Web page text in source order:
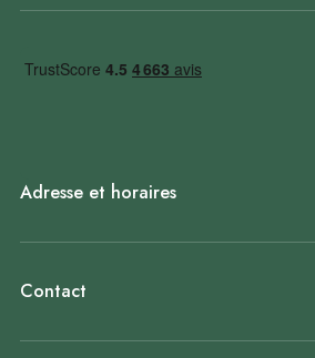
Adresse et horaires
Contact